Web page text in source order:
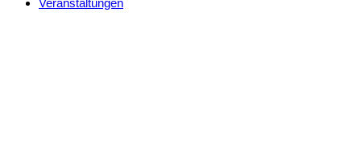
Veranstaltungen